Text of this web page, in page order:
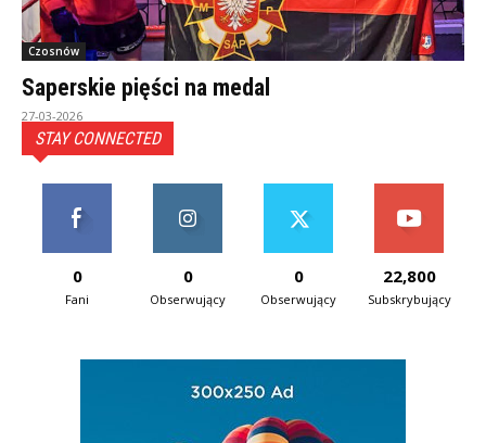
Czosnów
Saperskie pięści na medal
27-03-2026
STAY CONNECTED
0
Fani
0
Obserwujący
0
Obserwujący
22,800
Subskrybujący